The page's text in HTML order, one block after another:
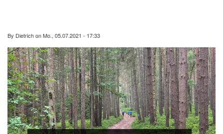
By DietrichonMo., 05.07.2021 - 17:33